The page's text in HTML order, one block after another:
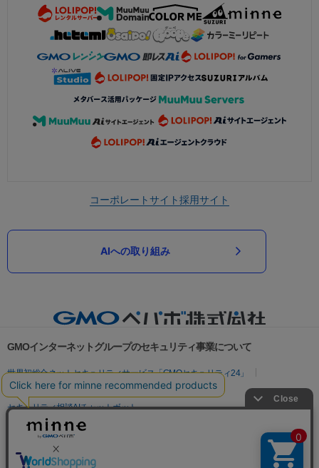
コーポレートサイト採用サイト
AIへの取り組み
GMOインターネットグループのセキュリティ事業について
世界初総合ネットセキュリティサービス「GMOセキュリティ24」
パスワード漏洩診断
Webサイトリスク診断
セキュリティ相談AIチャットボット
実在証明・盗聴対策
サイバー攻撃対策（GMO Flatt Security）